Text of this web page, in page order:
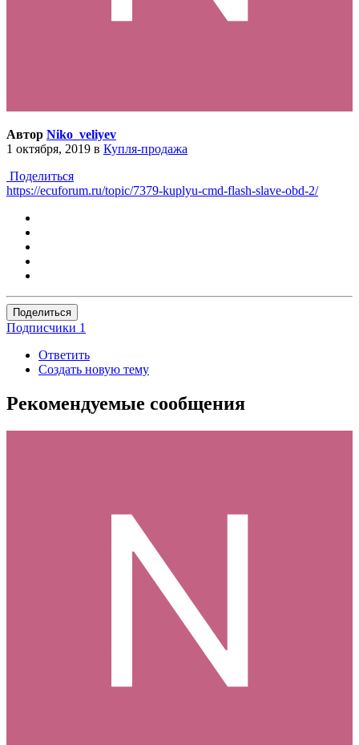
Автор Niko_veliyev
1 октября, 2019 в Купля-продажа
Поделиться
https://ecuforum.ru/topic/7379-kuplyu-cmd-flash-slave-obd-2/
Поделиться
Подписчики 1
Ответить
Создать новую тему
Рекомендуемые сообщения